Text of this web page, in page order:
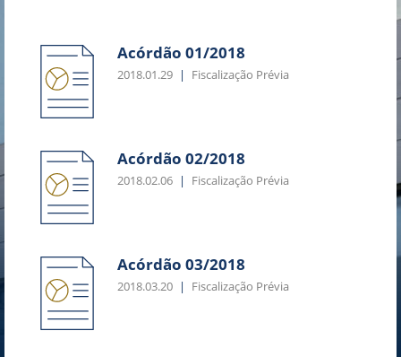
Acórdão 01/2018
2018.01.29 Fiscalização Prévia
Acórdão 02/2018
2018.02.06 Fiscalização Prévia
Acórdão 03/2018
2018.03.20 Fiscalização Prévia